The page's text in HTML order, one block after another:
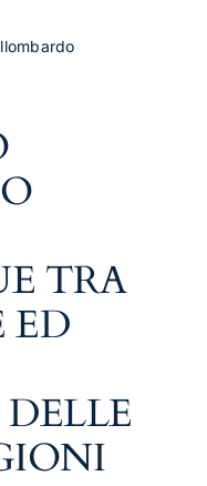
TRA
ED